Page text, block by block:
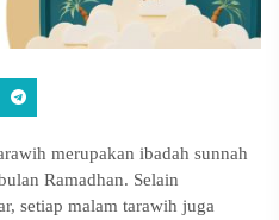
merupakan ibadah sunnah
Ramadhan. Selain
setiap malam tarawih juga